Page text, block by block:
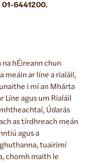
01-6441200.
na hÉireann chun
meáin ar líne a rialáil,
i mí an Mhárta
agus um Rialáil
Údarás
as tírdhreach meán
agus a
tuairimí
chomh maith le